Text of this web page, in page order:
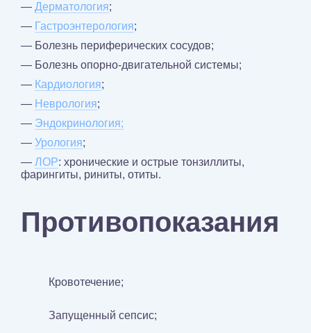
— Дерматология;
— Гастроэнтерология;
— Болезнь периферических сосудов;
— Болезнь опорно-двигательной системы;
— Кардиология;
— Неврология;
— Эндокринология;
— Урология;
— ЛОР: хронические и острые тонзиллиты,
фарингиты, риниты, отиты.
Противопоказания
Кровотечение;
Запущенный сепсис;